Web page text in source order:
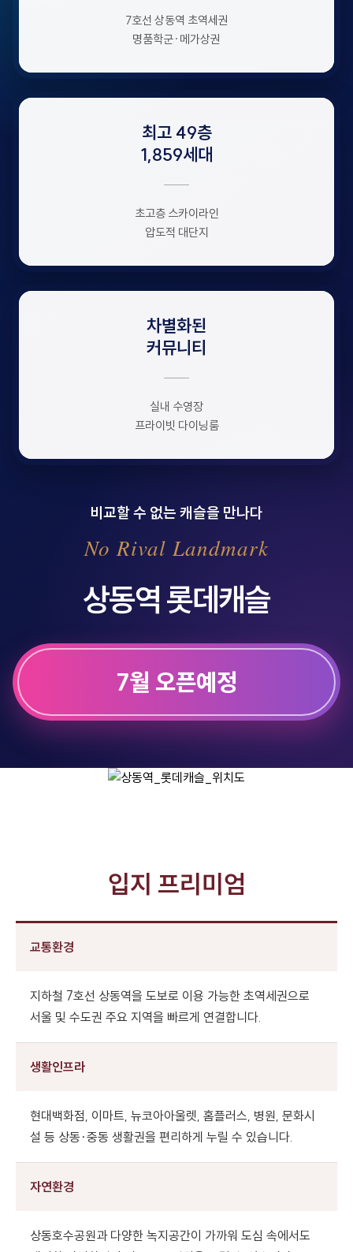
7호선 상동역 초역세권
명품학군·메가상권
최고 49층
1,859세대
초고층 스카이라인
압도적 대단지
차별화된
커뮤니티
실내 수영장
프라이빗 다이닝룸
비교할 수 없는 캐슬을 만나다
No Rival Landmark
상동역 롯데캐슬
7월 오픈예정
입지 프리미엄
교통환경
지하철 7호선 상동역을 도보로 이용 가능한 초역세권으로
서울 및 수도권 주요 지역을 빠르게 연결합니다.
생활인프라
현대백화점, 이마트, 뉴코아아울렛, 홈플러스, 병원, 문화시
설 등 상동·중동 생활권을 편리하게 누릴 수 있습니다.
자연환경
상동호수공원과 다양한 녹지공간이 가까워 도심 속에서도